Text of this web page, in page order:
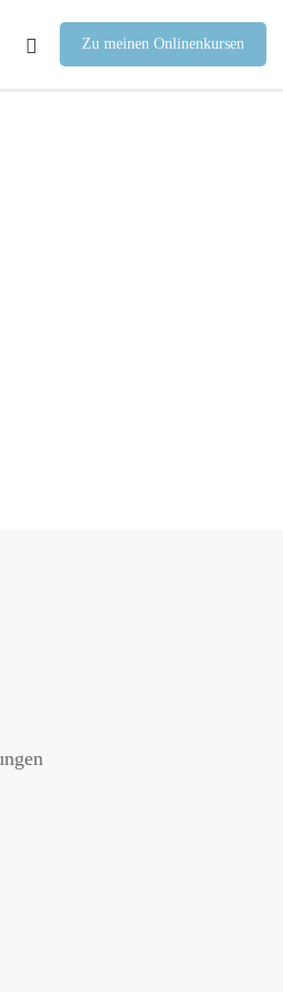
Zu meinen Onlinenkursen